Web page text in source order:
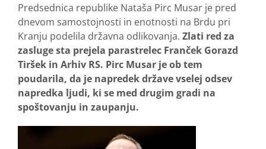
Predsednica republike Nataša Pirc Musar je pred
dnevom samostojnosti in enotnosti na Brdu pri
Kranju podelila državna odlikovanja. Zlati red za
zasluge sta prejela parastrelec Franček Gorazd
Tiršek in Arhiv RS. Pirc Musar je ob tem
poudarila, da je napredek države vselej odsev
napredka ljudi, ki se med drugim gradi na
spoštovanju in zaupanju.